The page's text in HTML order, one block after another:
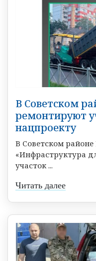
В Советском
ремонтируют
нацпроекту
В Советском
«Инфраструктура
участок ...
Читать далее